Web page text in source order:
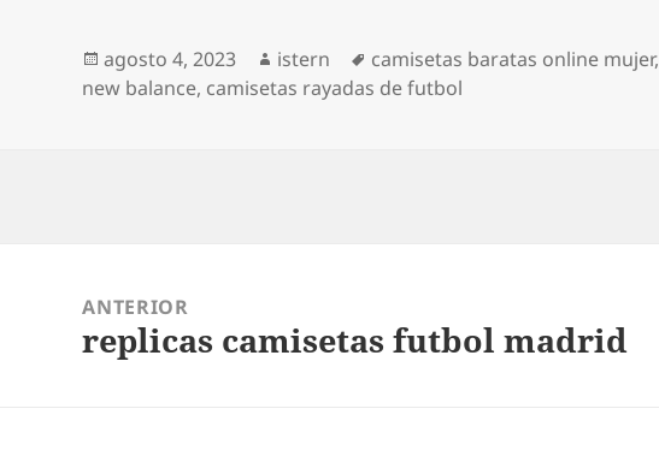
Publicado
el
agosto 4, 2023 Autor
istern Etiquetas
camisetas baratas online mujer,
new balance, camisetas rayadas de futbol
entradas
ANTERIOR
Entrada
replicas camisetas futbol madrid